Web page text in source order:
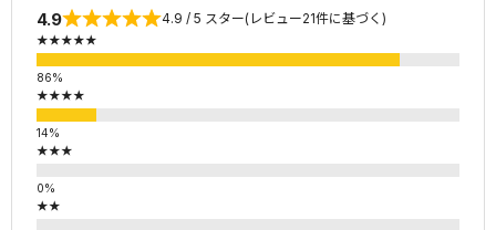
4.9 4.9 / 5 スター(レビュー21件に基づく)
★★★★★
★★★★
★★★
★★